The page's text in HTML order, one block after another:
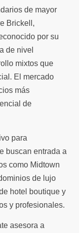
de mayor
Brickell,
por su
de nivel
mixtos que
El mercado
más
de
para
buscan entrada a
como Midtown
de lujo
hotel boutique y
y profesionales.
asesora a